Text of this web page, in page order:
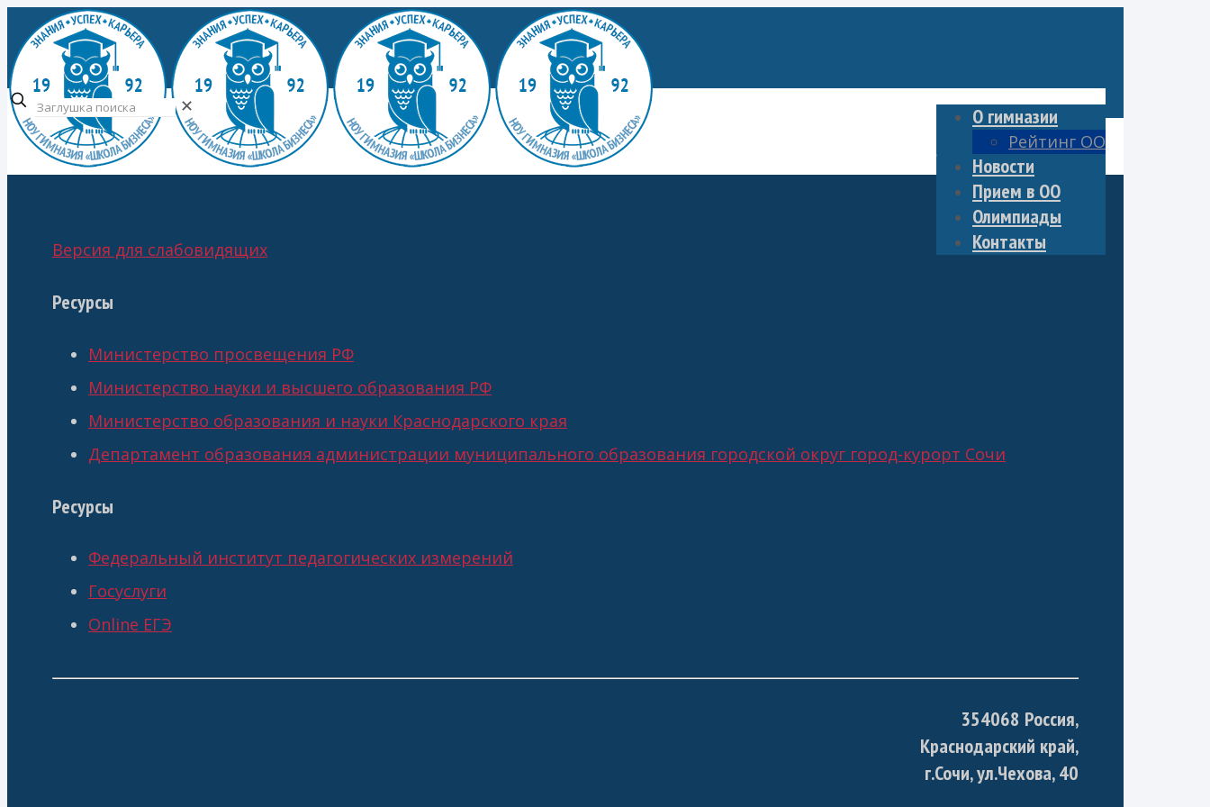
О гимназии
Рейтинг ОО
Новости
Прием в ОО
Олимпиады
Контакты
✕
Версия для слабовидящих
Ресурсы
Министерство просвещения РФ
Министерство науки и высшего образования РФ
Министерство образования и науки Краснодарского края
Департамент образования администрации муниципального образования городской округ город-курорт Сочи
Ресурсы
Федеральный институт педагогических измерений
Госуслуги
Online ЕГЭ
354068 Россия,
Краснодарский край,
г.Сочи, ул.Чехова, 40